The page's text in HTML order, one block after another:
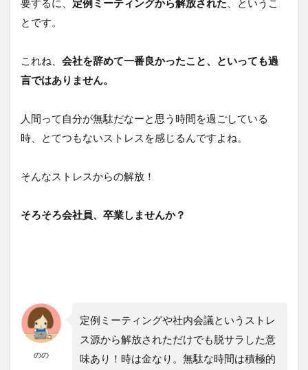
要するに、 定例ミーティングから解放された 、というこ
とです。
これね、 会社を辞めて一番良かったこと、といっても過
言ではありません。
人間って自分が無駄だなーと思う時間を過ごしている
時、とてつもないストレスを感じるんですよね。
そんなストレスからの解放！
そろそろ会社員、卒業しませんか？
のの
定例ミーティングや社内会議というストレ
ス源から解放されただけでも脱サラした意
味あり！時は金なり。無駄な時間は積極的